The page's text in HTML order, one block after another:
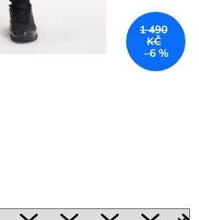
1 490
KČ
–6 %